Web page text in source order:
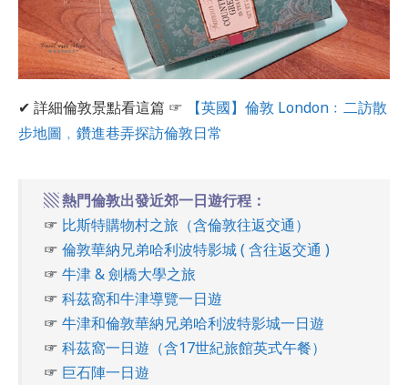
✔ 詳細倫敦景點看這篇 ☞
【英國】倫敦 London﹕二訪散
步地圖﹐鑽進巷弄探訪倫敦日常
▧ 熱門倫敦出發近郊一日遊行程：
☞ 比斯特購物村之旅（含倫敦往返交通）
☞ 倫敦華納兄弟哈利波特影城 ( 含往返交通 )
☞ 牛津 & 劍橋大學之旅
☞ 科茲窩和牛津導覽一日遊
☞ 牛津和倫敦華納兄弟哈利波特影城一日遊
☞ 科茲窩一日遊（含17世紀旅館英式午餐）
☞ 巨石陣一日遊